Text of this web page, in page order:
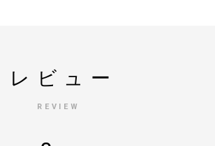
レビュー
REVIEW